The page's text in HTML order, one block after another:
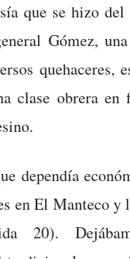
que se hizo
Gómez,
que­hac­eres,
clase obr­era en
dependía
en El Man­te­co
20).